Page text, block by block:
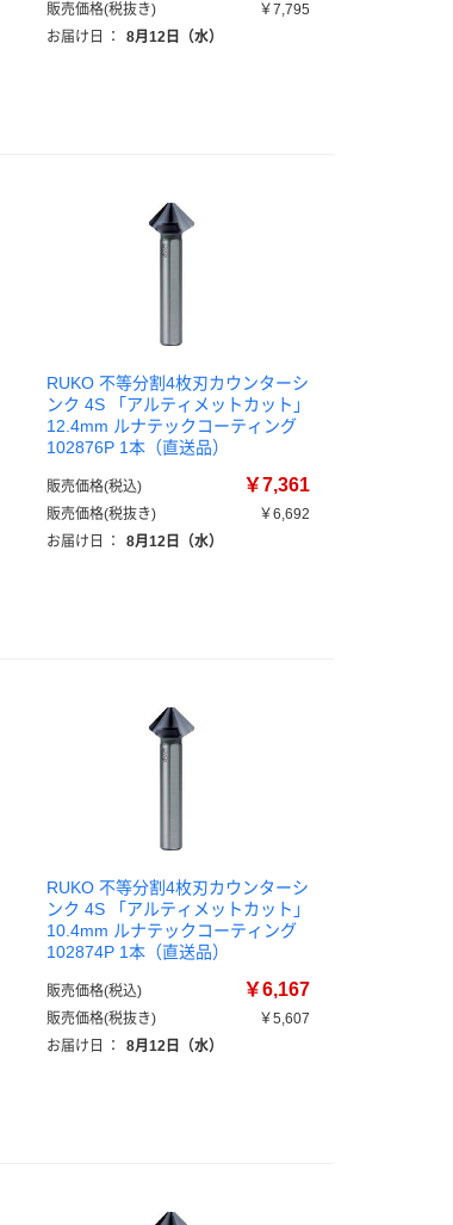
販売価格(税抜き)
￥7,795
お届け日
： 8月12日（水）
RUKO 不等分割4枚刃カウンターシ
ンク 4S 「アルティメットカット」
12.4mm ルナテックコーティング
102876P 1本（直送品）
販売価格(税込) ￥7,361
販売価格(税抜き)
￥6,692
お届け日
： 8月12日（水）
RUKO 不等分割4枚刃カウンターシ
ンク 4S 「アルティメットカット」
10.4mm ルナテックコーティング
102874P 1本（直送品）
販売価格(税込) ￥6,167
販売価格(税抜き)
￥5,607
お届け日
： 8月12日（水）